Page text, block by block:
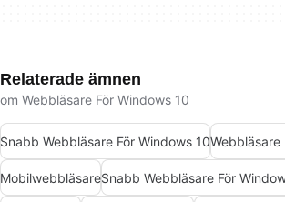
Relaterade ämnen
om Webbläsare För Windows 10
Snabb Webbläsare För Windows 10Webbläsare
MobilwebbläsareSnabb Webbläsare För